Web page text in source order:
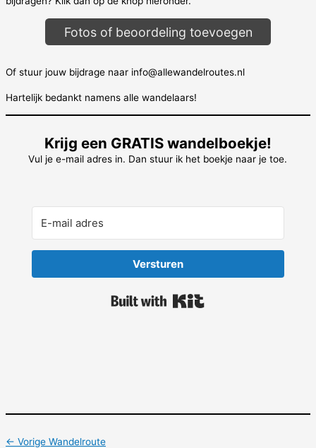
Fotos of beoordeling toevoegen
Of stuur jouw bijdrage naar info@allewandelroutes.nl
Hartelijk bedankt namens alle wandelaars!
Krijg een GRATIS wandelboekje!
Vul je e-mail adres in. Dan stuur ik het boekje naar je toe.
Versturen
← Vorige Wandelroute